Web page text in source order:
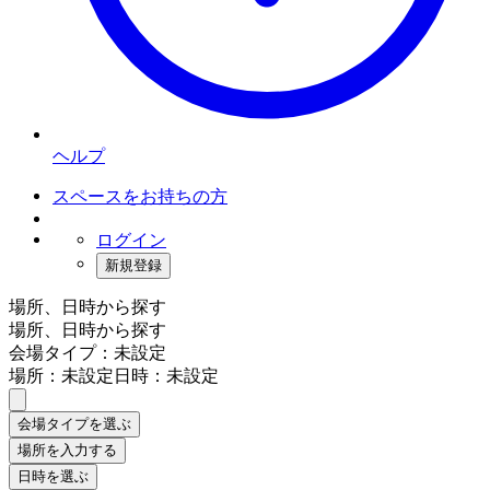
ヘルプ
スペースをお持ちの方
ログイン
新規登録
場所、日時から探す
場所、日時から探す
会場タイプ：未設定
場所：未設定日時：未設定
会場タイプを選ぶ
場所を入力する
日時を選ぶ